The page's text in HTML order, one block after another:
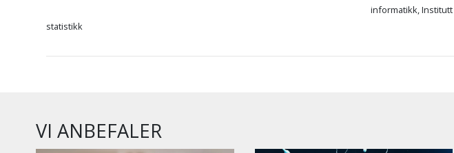
informatikk,
statistikk
VI ANBEFALER